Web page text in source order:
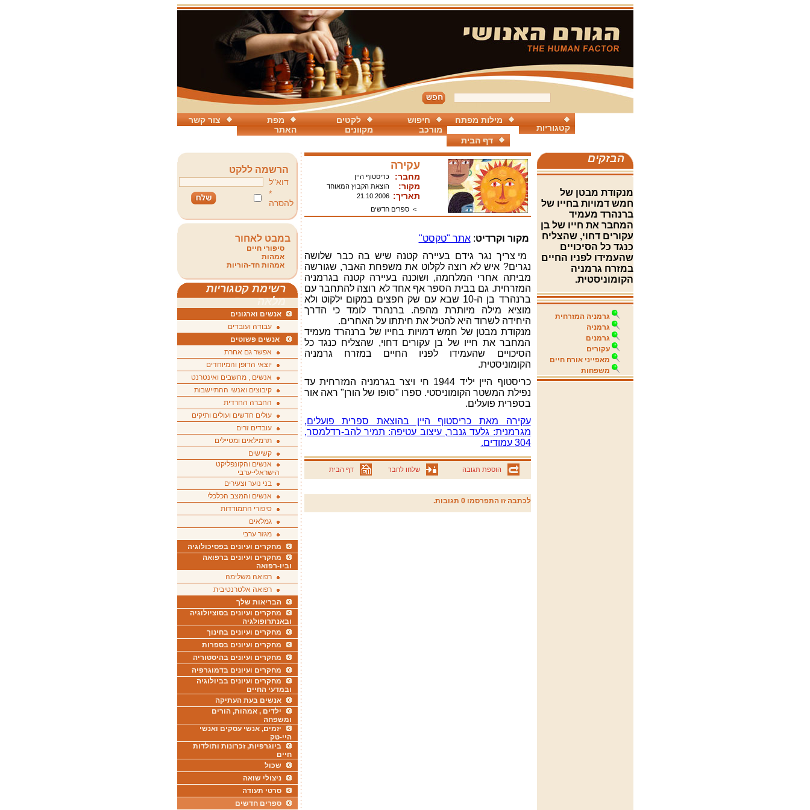
צור קשר
מפת
האתר
לקטים
מקוונים
חיפוש
מורכב
מילות מפתח
קטגוריות
דף הבית
הבזקים
מנקודת מבטן של
חמש דמויות בחייו של
ברנהרד מעמיד
המחבר את חייו של בן
עקורים דחוי, שהצליח
כנגד כל הסיכויים
שהעמידו לפניו החיים
במזרח גרמניה
הקומוניסטית.
גרמניה המזרחית
גרמניה
גרמנים
עקורים
מאפייני אורח חיים
משפחות
עקירה
מחבר: כריסטוף היין
מקור: הוצאת הקבוץ המאוחד
תאריך:
21.10.2006
>ספרים חדשים
מקור וקרדיט:אתר "טקסט"
מי צריך נגר גידם בעיירה קטנה שיש בה כבר שלושה
נגרים? איש לא רוצה לקלוט את משפחת האבר, שגורשה
מביתה אחרי המלחמה, ושוכנה בעיירה קטנה בגרמניה
המזרחית. גם בבית הספר אף אחד לא רוצה להתחבר עם
ברנהרד בן ה-10 שבא עם שק חפצים במקום ילקוט ולא
מוציא מילה מיותרת מהפה. ברנהרד לומד כי הדרך
היחידה לשרוד היא להטיל את חיתתו על האחרים.
מנקודת מבטן של חמש דמויות בחייו של ברנהרד מעמיד
המחבר את חייו של בן עקורים דחוי, שהצליח כנגד כל
הסיכויים שהעמידו לפניו החיים במזרח גרמניה
הקומוניסטית.
כריסטוף היין יליד 1944 חי ויצר בגרמניה המזרחית עד
נפילת המשטר הקומוניסטי. ספרו "סופו של הורן" ראה אור
בספרית פועלים.
עקירה מאת כריסטוף היין בהוצאת ספרית פועלים,
מגרמנית: גלעד גנבר, עיצוב עטיפה: תמיר להב-רדלמסר,
304 עמודים.
הוספת תגובה שלחו לחבר דף הבית
לכתבה זו התפרסמו 0 תגובות.
הרשמה ללקט
דוא"ל
*
להסרה
במבט לאחור
סיפורי חיים
אמהות
אמהות חד-הוריות
רשימת קטגוריות
מלאה
אנשים וארגונים
עבודה ועובדים
אנשים פשוטים
אפשר גם אחרת
יוצאי הדופן והמיוחדים
אנשים , מחשבים ואינטרנט
קיבוצים ואנשי ההתיישבות
החברה החרדית
עולים חדשים ועולים ותיקים
עובדים זרים
תרמילאים ומטיילים
קשישים
אנשים והקונפליקט
הישראלי-ערבי
בני נוער וצעירים
אנשים והמצב הכלכלי
סיפורי התמודדות
גמלאים
מגזר ערבי
מחקרים ועיונים בפסיכולוגיה
מחקרים ועיונים ברפואה
וביו-רפואה
רפואה משלימה
רפואה אלטרנטיבית
הבריאות שלך
מחקרים ועיונים בסוציולוגיה
ובאנתרופולגיה
מחקרים ועיונים בחינוך
מחקרים ועיונים בספרות
מחקרים ועיונים בהיסטוריה
מחקרים ועיונים בדמוגרפיה
מחקרים ועיונים בביולוגיה
ובמדעי החיים
אנשים בעת העתיקה
ילדים , אמהות, הורים
ומשפחה
יזמים, אנשי עסקים ואנשי
היי-טק
ביוגרפיות, זכרונות ותולדות
חיים
שכול
ניצולי שואה
סרטי תעודה
ספרים חדשים